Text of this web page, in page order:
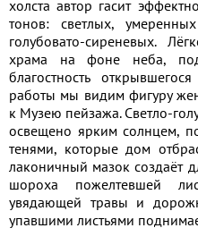
холста автор гасит
тонов: светлых,
голубовато-сиреневых.
храма на фоне неба,
благостность
работы мы видим фигуру
к Музею пейзажа. Светло-
освещено ярким солнцем,
тенями, которые дом
лаконичный мазок создаёт
шороха пожелтевшей
увядающей травы и
упавшими листьями